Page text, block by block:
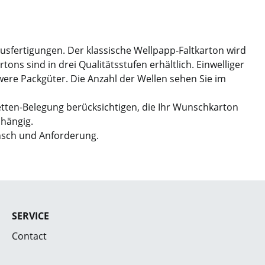
Der klassische Wellpapp-Faltkarton wird
sind in drei Qualitätsstufen erhältlich. Einwelliger
Packgüter. Die Anzahl der Wellen sehen Sie im
Belegung berücksichtigen, die Ihr Wunschkarton
und Anforderung.
SERVICE
Contact